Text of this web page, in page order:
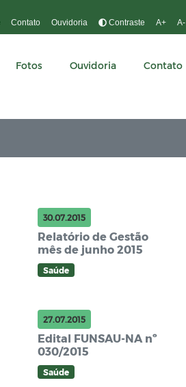
Contato Ouvidoria Contraste A+ A-
Fotos Ouvidoria Contato
30.07.2015
Relatório de Gestão
mês de junho 2015
Saúde
27.07.2015
Edital FUNSAU-NA nº
030/2015
Saúde